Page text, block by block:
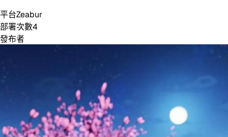
平台Zeabur
部署次數4
發布者